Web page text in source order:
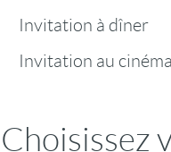
Invitation à dîner
Invitation au cinéma
Choisissez